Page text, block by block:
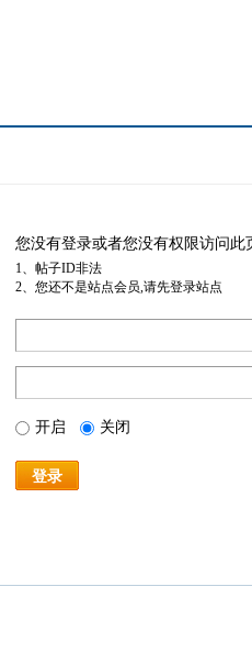
您没有登录或者您没有权限访问此
1、帖子ID非法
2、您还不是站点会员,请先登录站点
开启 关闭
登录